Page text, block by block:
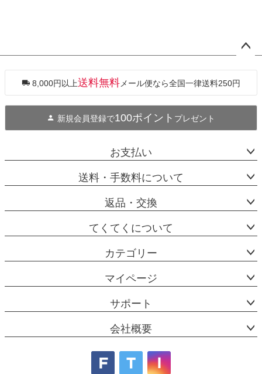
ジト
へ
8,000円以上送料無料 メール便なら全国一律送料250円
新規会員登録で100ポイント プレゼント
お支払い
送料・手数料について
返品・交換
てくてくについて
カテゴリー
マイページ
サポート
会社概要